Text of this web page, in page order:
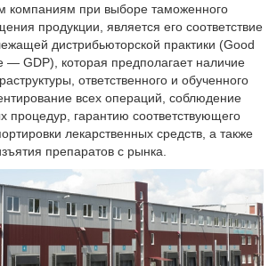
компаниям при выборе таможенного
продукции, является его соответствие
дистрибьюторской практики (Good
— GDP), которая предполагает наличие
ответственного и обученного
всех операций, соблюдение
процедур, гарантию соответствующего
лекарственных средств, а также
препаратов с рынка.